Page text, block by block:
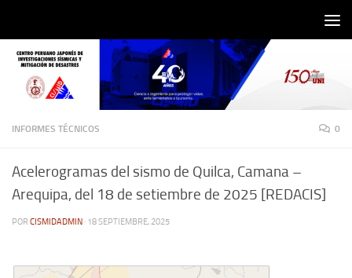
INFORMES TÉCNICOS 0
Acelerogramas del sismo de Quilca, Camana –
Arequipa, del 18 de setiembre de 2025 [REDACIS]
POR CISMIDADMIN · 18 SEPTIEMBRE, 2025